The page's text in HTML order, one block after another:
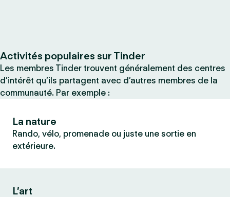
Activités populaires sur Tinder
Les membres Tinder trouvent généralement des centres
d’intérêt qu’ils partagent avec d’autres membres de la
communauté. Par exemple :
La nature
Rando, vélo, promenade ou juste une sortie en
extérieure.
L’art